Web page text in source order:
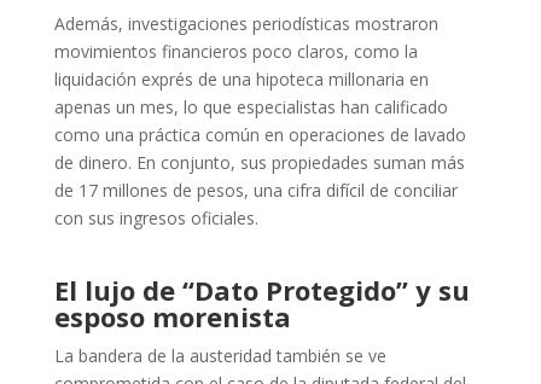
Además, investigaciones periodísticas mostraron
movimientos financieros poco claros, como la
liquidación exprés de una hipoteca millonaria en
apenas un mes, lo que especialistas han calificado
como una práctica común en operaciones de lavado
de dinero. En conjunto, sus propiedades suman más
de 17 millones de pesos, una cifra difícil de conciliar
con sus ingresos oficiales.
El lujo de “Dato Protegido” y su
esposo morenista
La bandera de la austeridad también se ve